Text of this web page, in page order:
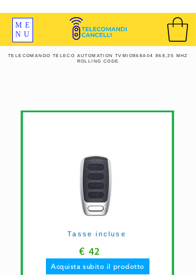
ME
NU
TELECOMANDO TELECO AUTOMATION TVMIO868A04 868,35 MHZ
ROLLING CODE
€ 42
Acquista subito il prodotto
Tasse incluse